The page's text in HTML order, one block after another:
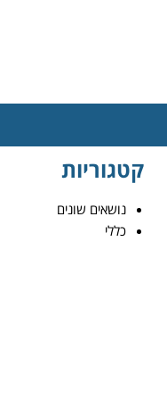
קטגוריות
נושאים שונים
כללי